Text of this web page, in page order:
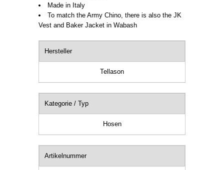
Made in Italy
To match the Army Chino, there is also the JK
Vest and Baker Jacket in Wabash
Hersteller
Tellason
Kategorie / Typ
Hosen
Artikelnummer